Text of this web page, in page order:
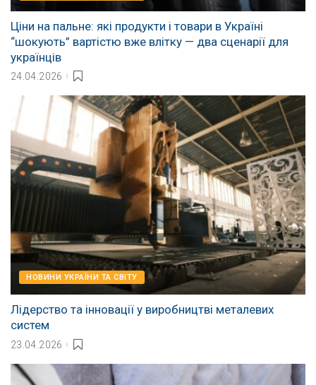
Ціни на пальне: які продукти і товари в Україні
“шокують” вартістю вже влітку — два сценарії для
українців
24.04.2026
НОВИНИ УКРАЇНИ ТА СВІТУ
Лідерство та інновації у виробництві металевих
систем
23.04.2026